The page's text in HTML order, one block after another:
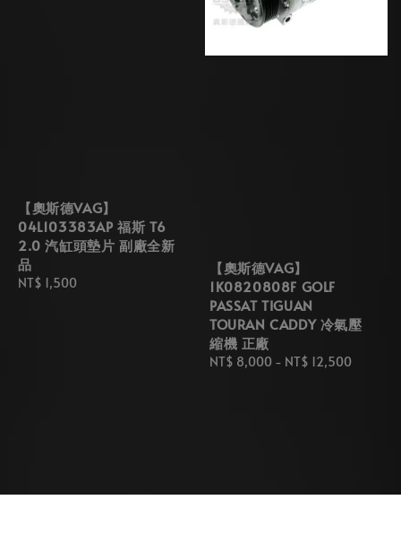
【奧斯德VAG】
04L103383AP 福斯 T6
2.0 汽缸頭墊片 副廠全新
品
Regular
NT$ 1,500
【奧斯德VAG】
1K0820808F GOLF
PASSAT TIGUAN
TOURAN CADDY 冷氣壓
縮機 正廠
Regular
NT$ 8,000 - NT$ 12,500